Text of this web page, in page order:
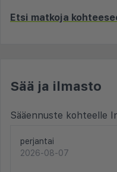
Etsi matkoja
Sää ja ilmasto
Sääennuste kohteelle
perjantai
2026-08-07